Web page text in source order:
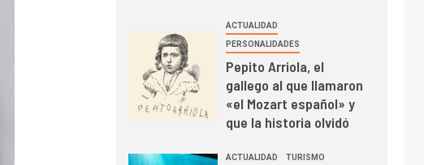
ACTUALIDAD
PERSONALIDADES
Pepito Arriola, el
gallego al que llamaron
«el Mozart español» y
que la historia olvidó
ACTUALIDAD TURISMO